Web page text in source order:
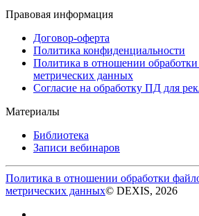
Правовая информация
Договор-оферта
Политика конфиденциальности
Политика в отношении
метрических данных
Согласие на обработку ПД для
Материалы
Библиотека
Записи вебинаров
Политика в отношении обработки
метрических данных© DEXIS, 2026